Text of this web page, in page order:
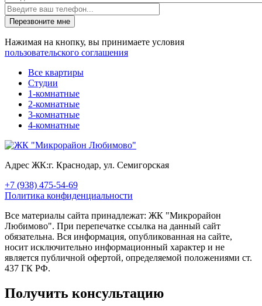
Перезвоните мне
Нажимая на кнопку, вы принимаете условия
пользовательского соглашения
Все квартиры
Студии
1-комнатные
2-комнатные
3-комнатные
4-комнатные
Адрес ЖК:г. Краснодар, ул. Семигорская
+7 (938) 475-54-69
Политика конфиденциальности
Все материалы сайта принадлежат: ЖК "Микрорайон
Любимово". При перепечатке ссылка на данный сайт
обязательна. Вся информация, опубликованная на сайте,
носит исключительно информационный характер и не
является публичной офертой, определяемой положениями ст.
437 ГК РФ.
Получить консультацию